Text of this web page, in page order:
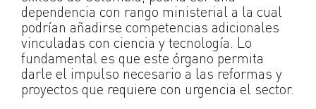
dependencia con rango ministerial a la cual
podrían añadirse competencias adicionales
vinculadas con ciencia y tecnología. Lo
fundamental es que este órgano permita
darle el impulso necesario a las reformas y
proyectos que requiere con urgencia el sector.